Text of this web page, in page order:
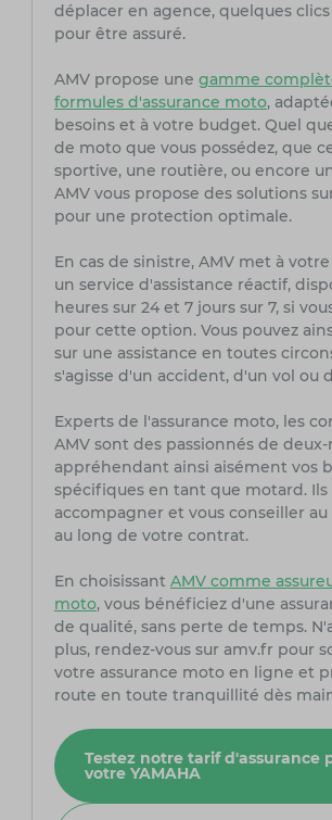
déplacer en agence, quelques
pour être assuré.
AMV propose une gamme
formules d'assurance moto,
besoins et à votre budget. Quel
de moto que vous possédez, que
sportive, une routière, ou encore
AMV vous propose des solutions
pour une protection optimale.
En cas de sinistre, AMV met à
un service d'assistance réactif,
heures sur 24 et 7 jours sur 7, si
pour cette option. Vous pouvez
sur une assistance en toutes
s'agisse d'un accident, d'un vol ou
Experts de l'assurance moto, les
AMV sont des passionnés de deux-
appréhendant ainsi aisément vos
spécifiques en tant que motard. Ils
accompagner et vous conseiller
au long de votre contrat.
En choisissant AMV comme
moto, vous bénéficiez d'une
de qualité, sans perte de temps.
plus, rendez-vous sur amv.fr pour
votre assurance moto en ligne et
route en toute tranquillité dès
Testez notre tarif d'assurance
votre YAMAHA